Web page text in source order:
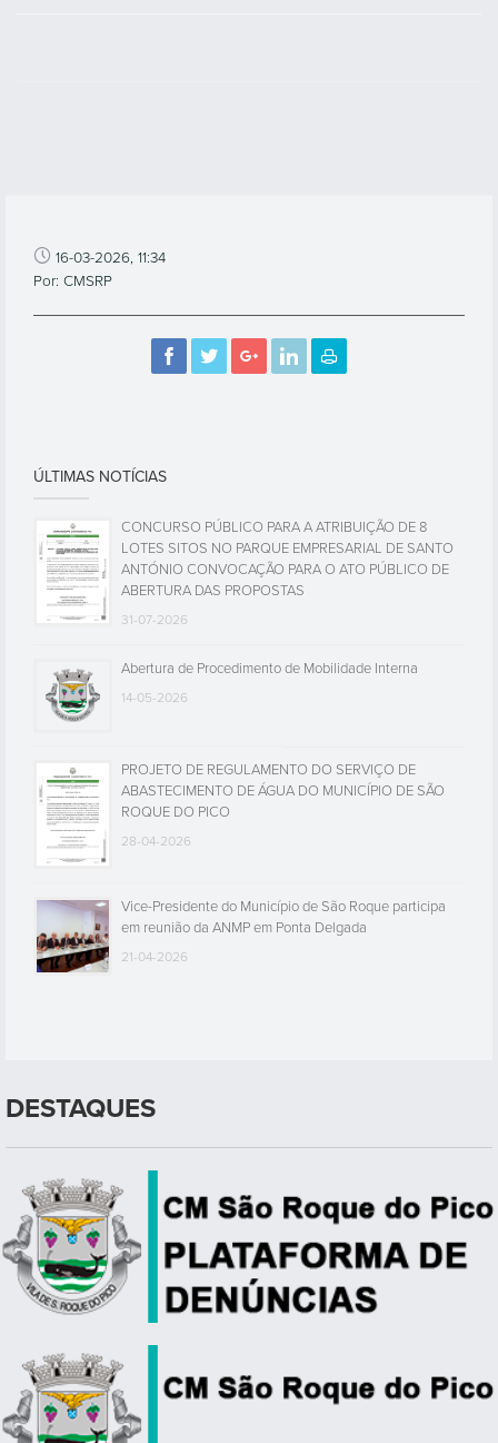
16-03-2026, 11:34
Por: CMSRP
ÚLTIMAS NOTÍCIAS
CONCURSO PÚBLICO PARA A ATRIBUIÇÃO DE 8
LOTES SITOS NO PARQUE EMPRESARIAL DE SANTO
ANTÓNIO CONVOCAÇÃO PARA O ATO PÚBLICO DE
ABERTURA DAS PROPOSTAS
31-07-2026
Abertura de Procedimento de Mobilidade Interna
14-05-2026
PROJETO DE REGULAMENTO DO SERVIÇO DE
ABASTECIMENTO DE ÁGUA DO MUNICÍPIO DE SÃO
ROQUE DO PICO
28-04-2026
Vice-Presidente do Município de São Roque participa
em reunião da ANMP em Ponta Delgada
21-04-2026
DESTAQUES